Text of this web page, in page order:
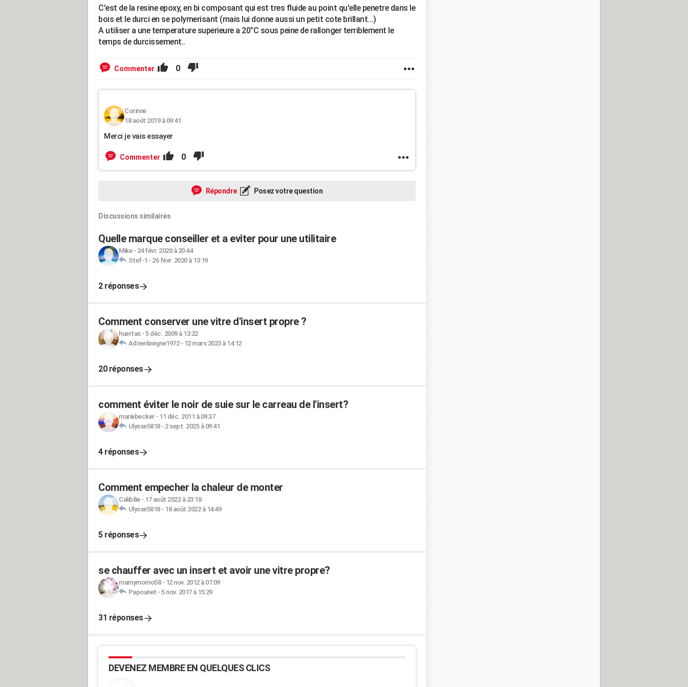
C'est de la resine epoxy, en bi composant qui est tres fluide au point qu'elle penetre dans le
bois et le durci en se polymerisant (mais lui donne aussi un petit cote brillant...)
A utiliser a une temperature superieure a 20°C sous peine de rallonger terriblement le
temps de durcissement..
Commenter 0
Corinne
18 août 2019 à 09:41
Merci je vais essayer
Commenter 0
Répondre Posez votre question
Discussions similaires
Quelle marque conseiller et a eviter pour une utilitaire
Mike- 24 févr. 2020 à 20:44
Stef-1 - 26 févr. 2020 à 13:19
2 réponses
Comment conserver une vitre d'insert propre ?
huertas- 5 déc. 2009 à 13:22
Adrienlavigne1972- 12 mars 2023 à 14:12
20 réponses
comment éviter le noir de suie sur le carreau de l'insert?
mariebecker- 11 déc. 2011 à 09:37
Ulysse5818- 2 sept. 2025 à 09:41
4 réponses
Comment empecher la chaleur de monter
Calibilie- 17 août 2022 à 23:18
Ulysse5818- 18 août 2022 à 14:49
5 réponses
se chauffer avec un insert et avoir une vitre propre?
mamymomo58- 12 nov. 2012 à 07:09
Papounet - 5 nov. 2017 à 15:29
31 réponses
DEVENEZ MEMBRE EN QUELQUES CLICS